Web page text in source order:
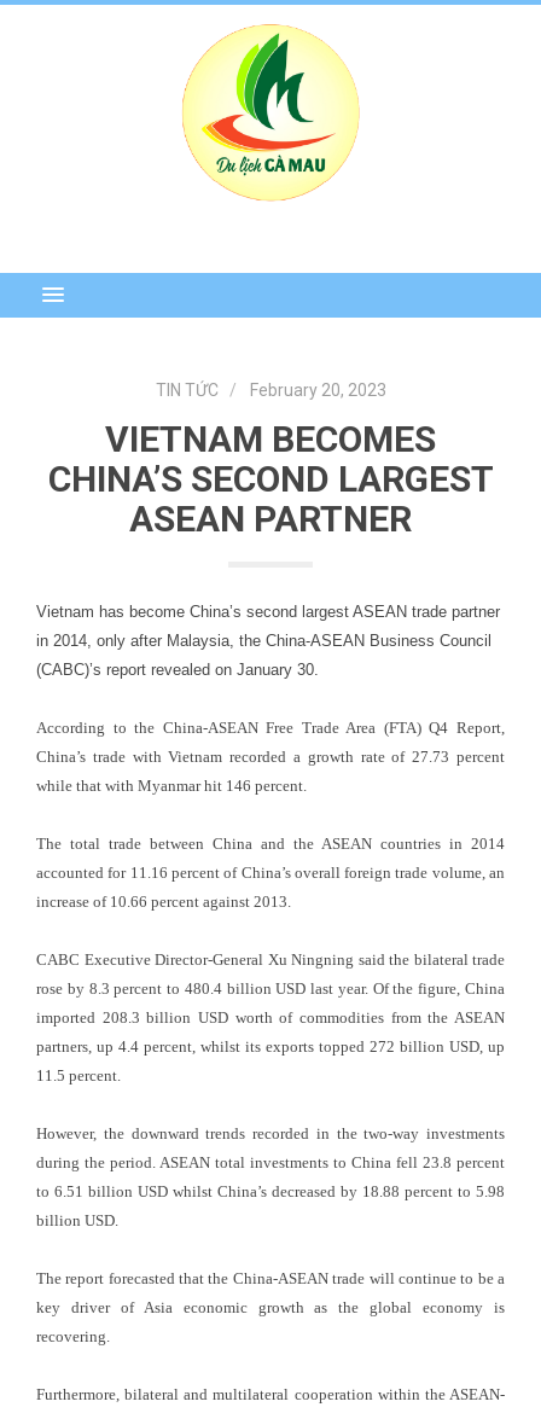
TIN TỨC February 20, 2023
VIETNAM BECOMES
CHINA’S SECOND LARGEST
ASEAN PARTNER
Vietnam has become China’s second largest ASEAN trade partner
in 2014, only after Malaysia, the China-ASEAN Business Council
(CABC)’s report revealed on January 30.
According to the China-ASEAN Free Trade Area (FTA) Q4 Report,
China’s trade with Vietnam recorded a growth rate of 27.73 percent
while that with Myanmar hit 146 percent.
The total trade between China and the ASEAN countries in 2014
accounted for 11.16 percent of China’s overall foreign trade volume, an
increase of 10.66 percent against 2013.
CABC Executive Director-General Xu Ningning said the bilateral trade
rose by 8.3 percent to 480.4 billion USD last year. Of the figure, China
imported 208.3 billion USD worth of commodities from the ASEAN
partners, up 4.4 percent, whilst its exports topped 272 billion USD, up
11.5 percent.
However, the downward trends recorded in the two-way investments
during the period. ASEAN total investments to China fell 23.8 percent
to 6.51 billion USD whilst China’s decreased by 18.88 percent to 5.98
billion USD.
The report forecasted that the China-ASEAN trade will continue to be a
key driver of Asia economic growth as the global economy is
recovering.
Furthermore, bilateral and multilateral cooperation within the ASEAN-